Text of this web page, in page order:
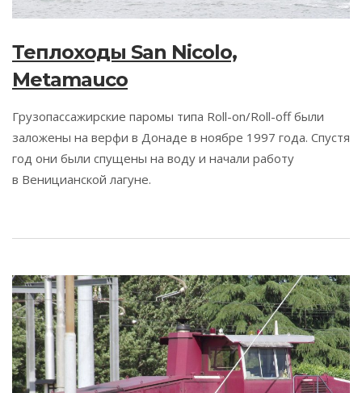
Теплоходы San Nicolo,
Metamauco
Грузопассажирские паромы типа Roll-on/Roll-off были
заложены на верфи в Донаде в ноябре 1997 года. Спустя
год они были спущены на воду и начали работу
в Веницианской лагуне.